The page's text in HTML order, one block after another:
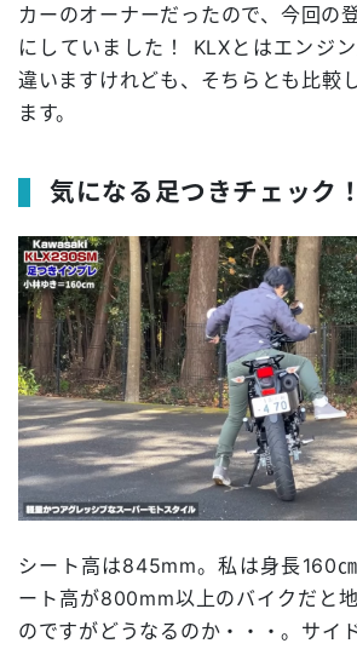
カーのオーナーだったので、今回の
にしていました！ KLXとはエンジ
違いますけれども、そちらとも比較
ます。
気になる足つきチェック！
シート高は845mm。私は身長160
ート高が800mm以上のバイクだと
のですがどうなるのか・・・。サイ